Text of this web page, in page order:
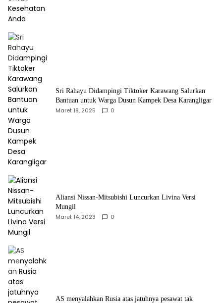
Sri Rahayu Didampingi Tiktoker Karawang Salurkan
Bantuan untuk Warga Dusun Kampek Desa Karangligar
Maret 18, 2025 0
Aliansi Nissan-Mitsubishi Luncurkan Livina Versi
Mungil
Maret 14, 2023 0
AS menyalahkan Rusia atas jatuhnya pesawat tak